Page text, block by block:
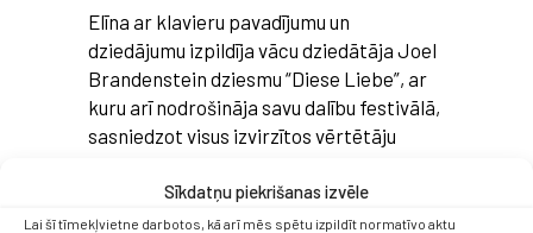
Sīkdatņu piekrišanas izvēle
Lai šī tīmekļvietne darbotos, kā arī mēs spētu izpildīt normatīvo aktu
Elīna ar klavieru pavadījumu un
dziedājumu izpildīja vācu dziedātāja Joel
Brandenstein dziesmu “Diese Liebe”, ar
kuru arī nodrošināja savu dalību festivālā,
sasniedzot visus izvirzītos vērtētāju